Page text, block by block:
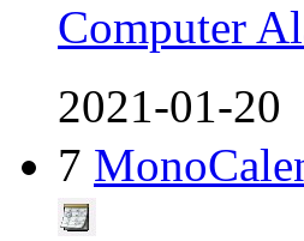
Computer
2021-01-20
7